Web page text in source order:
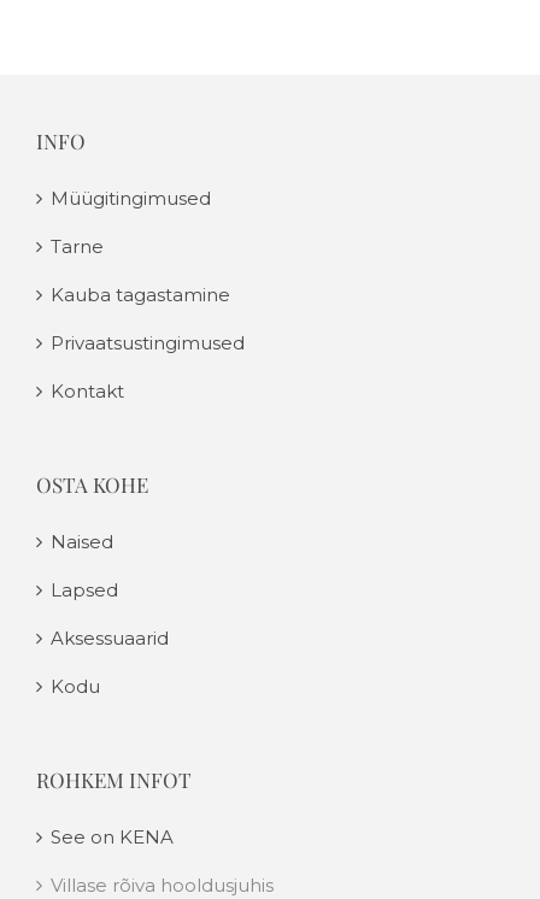
INFO
Müügitingimused
Tarne
Kauba tagastamine
Privaatsustingimused
Kontakt
OSTA KOHE
Naised
Lapsed
Aksessuaarid
Kodu
ROHKEM INFOT
See on KENA
Villase rõiva hooldusjuhis